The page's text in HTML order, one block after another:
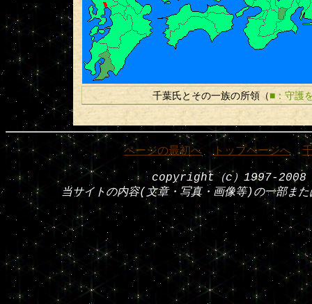
千葉氏とその一族の所領（■：守護
ページの最初へ｜ トップページへ ｜
copyright（c）1997-
当サイトの内容(文章・写真・画像等)の一部ま